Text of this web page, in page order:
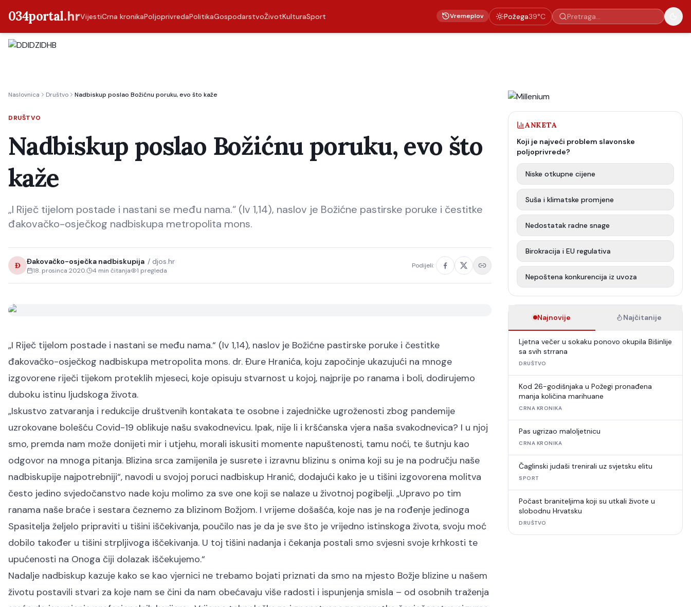
034portal.hrVijestiCrna kronikaPoljoprivredaPolitikaGospodarstvoŽivotKulturaSport Vremeplov Požega39°C
Naslovnica Društvo Nadbiskup poslao Božićnu poruku, evo što kaže
DRUŠTVO
Nadbiskup poslao Božićnu poruku, evo što
kaže
„I Riječ tijelom postade i nastani se među nama.“ (Iv 1,14), naslov je Božićne pastirske poruke i čestitke
đakovačko-osječkog nadbiskupa metropolita mons.
Đ Đakovačko-osječka nadbiskupija / djos.hr
18. prosinca 2020. 4 min čitanja 1 pregleda
Podijeli:
„I Riječ tijelom postade i nastani se među nama.“ (Iv 1,14), naslov je Božićne pastirske poruke i čestitke
đakovačko-osječkog nadbiskupa metropolita mons. dr. Đure Hranića, koju započinje ukazujući na mnoge
izgovorene riječi tijekom proteklih mjeseci, koje opisuju stvarnost u kojoj, najprije po ranama i boli, dodirujemo
duboku istinu ljudskoga života.
„Iskustvo zatvaranja i redukcije društvenih kontakata te osobne i zajedničke ugroženosti zbog pandemije
uzrokovane bolešću Covid-19 oblikuje našu svakodnevicu. Ipak, nije li i kršćanska vjera naša svakodnevica? I u njoj
smo, premda nam može donijeti mir i utjehu, morali iskusiti momente napuštenosti, tamu noći, te šutnju kao
odgovor na mnoga pitanja. Blizina srca zamijenila je susrete i izravnu blizinu s onima koji su je na području naše
nadbiskupije najpotrebniji“, navodi u svojoj poruci nadbiskup Hranić, dodajući kako je u tišini izgovorena molitva
često jedino svjedočanstvo nade koju molimo za sve one koji se nalaze u životnoj pogibelji. „Upravo po tim
ranama naše braće i sestara čeznemo za blizinom Božjom. I vrijeme došašća, koje nas je na rođenje jedinoga
Spasitelja željelo pripraviti u tišini iščekivanja, poučilo nas je da je sve što je vrijedno istinskoga života, svoju moć
dobilo također u tišini strpljivoga iščekivanja. U toj tišini nadanja i čekanja postali smo svjesni svoje krhkosti te
upućenosti na Onoga čiji dolazak iščekujemo.“
Nadalje nadbiskup kazuje kako se kao vjernici ne trebamo bojati priznati da smo na mjesto Božje blizine u našem
životu postavili stvari za koje nam se čini da nam obećavaju više radosti i ispunjenja smisla – od osobnih traženja
ANKETA
Koji je najveći problem slavonske
poljoprivrede?
Niske otkupne cijene
Suša i klimatske promjene
Nedostatak radne snage
Birokracija i EU regulativa
Nepoštena konkurencija iz uvoza
Najnovije Najčitanije
Ljetna večer u sokaku ponovo okupila Bišinlije
sa svih strrana
DRUŠTVO
Kod 26-godišnjaka u Požegi pronađena
manja količina marihuane
CRNA KRONIKA
Pas ugrizao maloljetnicu
CRNA KRONIKA
Čaglinski judaši trenirali uz svjetsku elitu
SPORT
Počast braniteljima koji su utkali živote u
slobodnu Hrvatsku
DRUŠTVO